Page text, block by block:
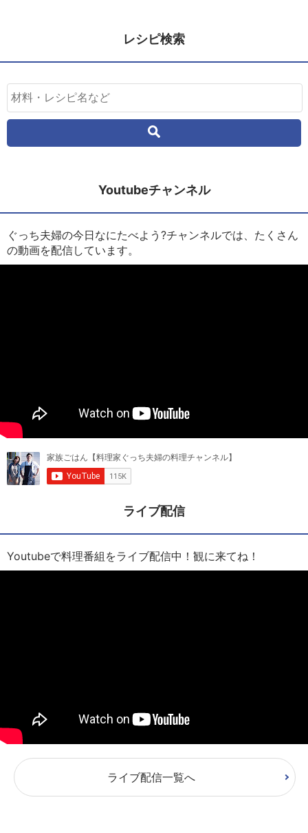
レシピ検索
Youtubeチャンネル
ぐっち夫婦の今日なにたべよう?チャンネルでは、たくさん
の動画を配信しています。
ライブ配信
Youtubeで料理番組をライブ配信中！観に来てね！
ライブ配信一覧へ